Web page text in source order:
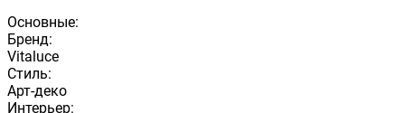
Основные:
Бренд:
Vitaluce
Стиль:
Арт-деко
Интерьер: